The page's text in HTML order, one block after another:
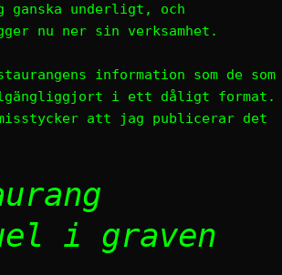
underligt, och
nu ner sin verksamhet.
information som de som
i ett dåligt format.
att jag publicerar det
i graven